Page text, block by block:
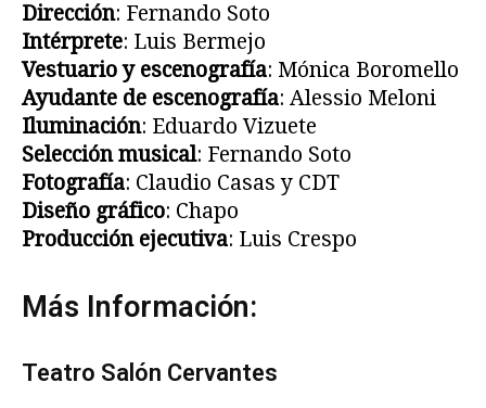
Dirección: Fernando Soto
Intérprete: Luis Bermejo
Vestuario y escenografía: Mónica Boromello
Ayudante de escenografía: Alessio Meloni
Iluminación: Eduardo Vizuete
Selección musical: Fernando Soto
Fotografía: Claudio Casas y CDT
Diseño gráfico: Chapo
Producción ejecutiva: Luis Crespo
Más Información:
Teatro Salón Cervantes